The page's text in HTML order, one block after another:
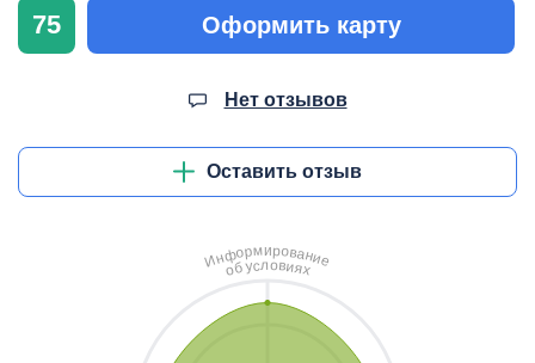
75 Оформить карту
Нет отзывов
Оставить отзыв
Информирование
обусловиях